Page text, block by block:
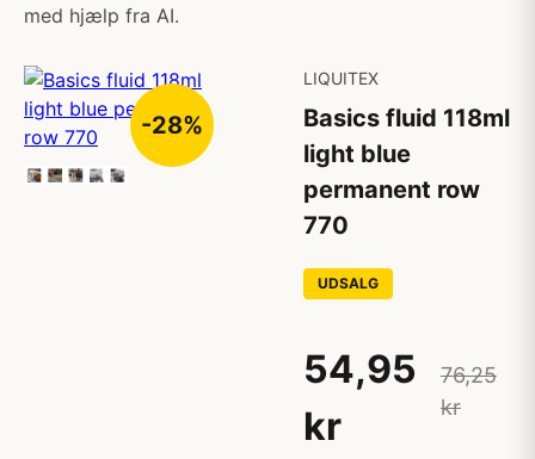
med hjælp fra AI.
-28%
LIQUITEX
Basics fluid 118ml
light blue
permanent row
770
UDSALG
54,95
kr
76,25
kr